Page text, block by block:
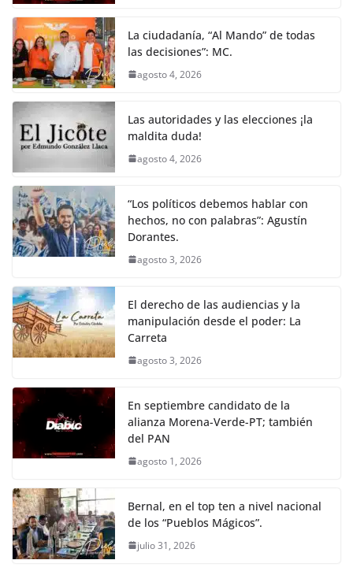
La ciudadanía, “Al Mando” de todas
las decisiones”: MC.
agosto 4, 2026
Las autoridades y las elecciones ¡la
maldita duda!
agosto 4, 2026
“Los políticos debemos hablar con
hechos, no con palabras”: Agustín
Dorantes.
agosto 3, 2026
El derecho de las audiencias y la
manipulación desde el poder: La
Carreta
agosto 3, 2026
En septiembre candidato de la
alianza Morena-Verde-PT; también
del PAN
agosto 1, 2026
Bernal, en el top ten a nivel nacional
de los “Pueblos Mágicos”.
julio 31, 2026